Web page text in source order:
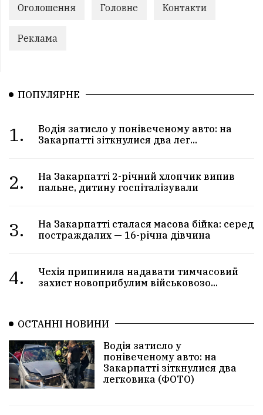
Оголошення Головне Контакти
Реклама
ПОПУЛЯРНЕ
1.
Водія затисло у понівеченому авто: на
Закарпатті зіткнулися два лег...
2.
На Закарпатті 2-річний хлопчик випив
пальне, дитину госпіталізували
3.
На Закарпатті сталася масова бійка: серед
постраждалих — 16-річна дівчина
4.
Чехія припинила надавати тимчасовий
захист новоприбулим військовозо...
ОСТАННІ НОВИНИ
Водія затисло у
понівеченому авто: на
Закарпатті зіткнулися два
легковика (ФОТО)